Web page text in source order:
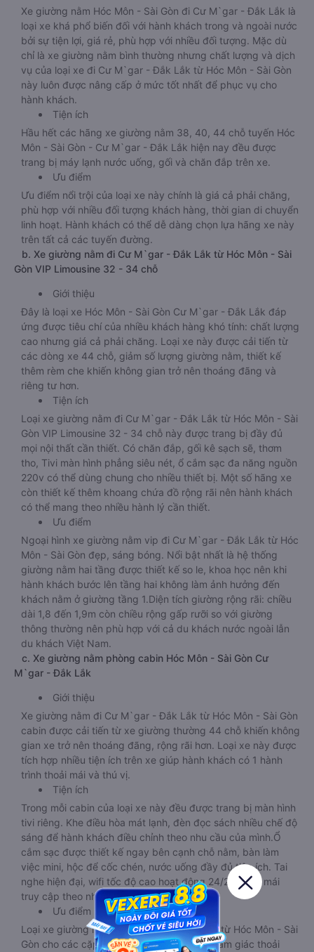
Xe giường nằm Hóc Môn - Sài Gòn đi Cư M`gar - Đắk Lắk là
loại xe khá phổ biến đối với hành khách trong và ngoài nước
bởi sự tiện lợi, giá rẻ, phù hợp với nhiều đối tượng. Mặc dù
chỉ là xe giường nằm bình thường nhưng chất lượng và dịch
vụ của loại xe đi Cư M`gar - Đắk Lắk từ Hóc Môn - Sài Gòn
này luôn được nâng cấp ở mức tốt nhất để phục vụ cho
hành khách.
Tiện ích
Hầu hết các hãng xe giường nằm 38, 40, 44 chỗ tuyến Hóc
Môn - Sài Gòn - Cư M`gar - Đắk Lắk hiện nay đều được
trang bị máy lạnh nước uống, gối và chăn đắp trên xe.
Ưu điểm
Ưu điểm nổi trội của loại xe này chính là giá cả phải chăng,
phù hợp với nhiều đối tượng khách hàng, thời gian di chuyển
linh hoạt. Hành khách có thể dễ dàng chọn lựa hãng xe này
trên tất cả các tuyến đường.
b. Xe giường nằm đi Cư M`gar - Đắk Lắk từ Hóc Môn - Sài
Gòn VIP Limousine 32 - 34 chỗ
Giới thiệu
Đây là loại xe Hóc Môn - Sài Gòn Cư M`gar - Đắk Lắk đáp
ứng được tiêu chí của nhiều khách hàng khó tính: chất lượng
cao nhưng giá cả phải chăng. Loại xe này được cải tiến từ
các dòng xe 44 chỗ, giảm số lượng giường nằm, thiết kế
thêm rèm che khiến không gian trở nên thoáng đãng và
riêng tư hơn.
Tiện ích
Loại xe giường nằm đi Cư M`gar - Đắk Lắk từ Hóc Môn - Sài
Gòn VIP Limousine 32 - 34 chỗ này được trang bị đầy đủ
mọi nội thất cần thiết. Có chăn đắp, gối kê sạch sẽ, thơm
tho, Tivi màn hình phẳng siêu nét, ổ cắm sạc đa năng nguồn
220v có thể dùng chung cho nhiều thiết bị. Một số hãng xe
còn thiết kế thêm khoang chứa đồ rộng rãi nên hành khách
có thể mang theo nhiều hành lý cần thiết.
Ưu điểm
Ngoại hình xe giường nằm vip đi Cư M`gar - Đắk Lắk từ Hóc
Môn - Sài Gòn đẹp, sáng bóng. Nổi bật nhất là hệ thống
giường nằm hai tầng được thiết kế so le, khoa học nên khi
hành khách bước lên tầng hai không làm ảnh hưởng đến
khách nằm ở giường tầng 1.Diện tích giường rộng rãi: chiều
dài 1,8 đến 1,9m còn chiều rộng gấp rưỡi so với giường
thông thường nên phù hợp với cả du khách nước ngoài lẫn
du khách Việt Nam.
c. Xe giường nằm phòng cabin Hóc Môn - Sài Gòn Cư
M`gar - Đắk Lắk
Giới thiệu
Xe giường nằm đi Cư M`gar - Đắk Lắk từ Hóc Môn - Sài Gòn
cabin được cải tiến từ xe giường thường 44 chỗ khiến không
gian xe trở nên thoáng đãng, rộng rãi hơn. Loại xe này được
tích hợp nhiều tiện ích trên xe giúp hành khách có 1 hành
trình thoải mái và thú vị.
Tiện ích
Trong mỗi cabin của loại xe này đều được trang bị màn hình
tivi riêng. Khe điều hòa mát lạnh, đèn đọc sách nhiều chế độ
sáng để hành khách điều chỉnh theo nhu cầu của mình.Ổ
cắm sạc được thiết kế ngay bên cạnh chỗ nằm, bàn làm
việc mini, hộc để cốc chén, nước uống đầy đủ tiện ích. Tai
nghe hiện đại, wifi tốc độ cao hoạt động 24/24 thoải mái
truy cập theo nhu cầu.
Ưu điểm
Loại xe giường nằm đi Cư M`gar - Đắk Lắk từ Hóc Môn - Sài
Gòn cho các cặp đôi tạo cho khách hàng cảm giác thoải